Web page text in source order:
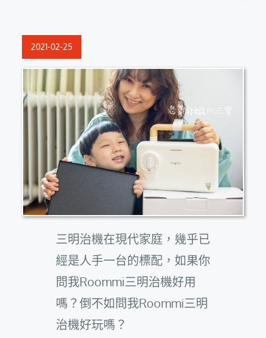
Posted
on
2021-02-25
三明治機在現代家庭，幾乎已
經是人手一台的標配，如果你
問我Roommi三明治機好用
嗎？倒不如問我Roommi三明
治機好玩嗎？